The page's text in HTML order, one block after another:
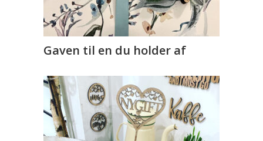
Gaven til en du holder af